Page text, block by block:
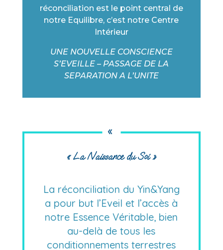
réconciliation est le point central de
notre Equilibre, c’est notre Centre
Intérieur
UNE NOUVELLE CONSCIENCE
S’EVEILLE – PASSAGE DE LA
SEPARATION A L’UNITE
«
« La Naissance du Soi »
La réconciliation du Yin&Yang
a pour but l’Eveil et l’accès à
notre Essence Véritable, bien
au-delà de tous les
conditionnements terrestres